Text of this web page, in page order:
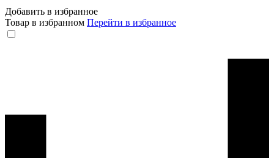
Добавить в избранное
Товар в избранном Перейти в избранное